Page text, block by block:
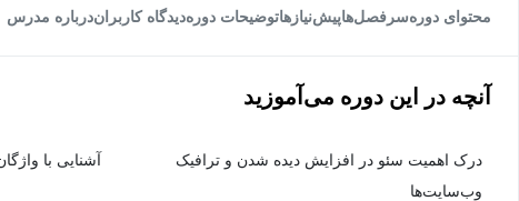
محتوای دورهسرفصل‌هاپیش‌نیاز‌هاتوضیحات دورهدیدگاه کاربراندرباره مدرس
آنچه در این دوره می‌آموزید
درک اهمیت سئو در افزایش دیده شدن و ترافیک
وب‌سایت‌ها
آشنایی با